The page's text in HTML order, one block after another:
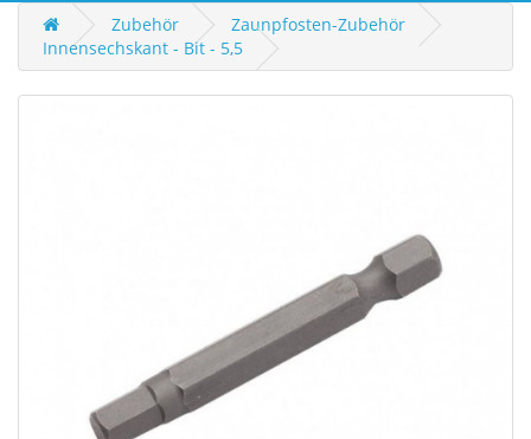
Zubehör
Zaunpfosten-Zubehör
Innensechskant - Bit - 5,5